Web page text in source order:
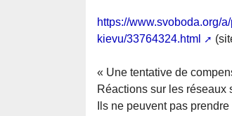
https://www.svoboda.org/
kievu/33764324.html
« Une tentative de
Réactions sur les réseaux
Ils ne peuvent pas